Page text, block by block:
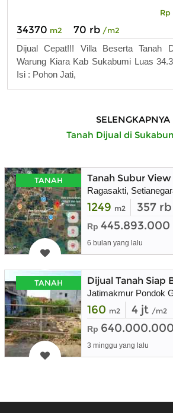
Rp
34370 m2 70 rb /m2
Dijual Cepat!!! Villa Beserta Tanah
Warung Kiara Kab Sukabumi Luas
Isi : Pohon Jati,
SELENGKAPNYA
Tanah Dijual di
TANAH Tanah Subur
Ragasakti,
1249 m2 357 rb
Rp 445.893.000
6 bulan yang lalu
TANAH Dijual Tanah Siap
Jatimakmur Pondok
160 m2 4 jt /m2
Rp 640.000.000
3 minggu yang lalu